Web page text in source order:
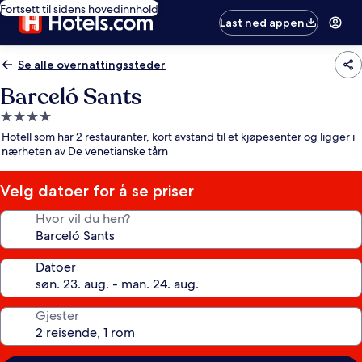
Fortsett til sidens hovedinnhold
Last ned appen
Se alle overnattingssteder
Barceló Sants
Overnattingssted
med
4.0
stjerner
Hotell som har 2 restauranter, kort avstand til et kjøpesenter og ligger i
nærheten av De venetianske tårn
Velg datoer for å se priser
Hvor vil du hen?
Datoer
Gjester